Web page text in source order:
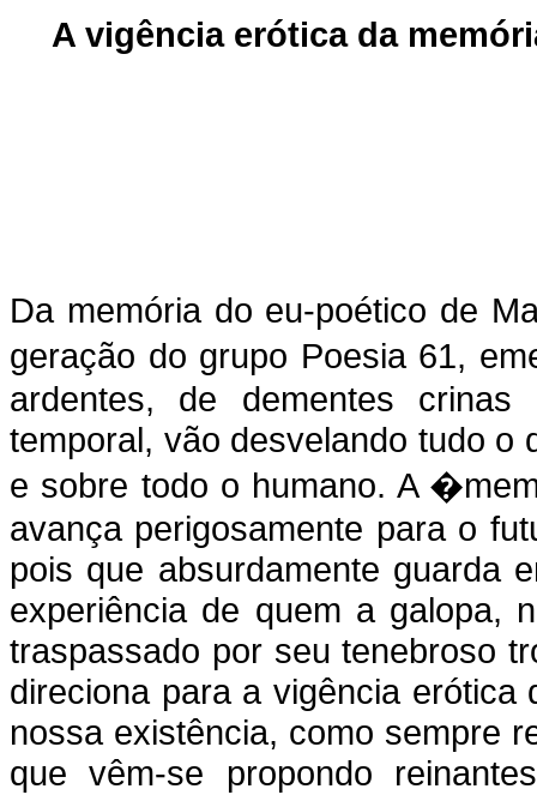
A vigência erótica da
Da memória do eu-poético de
geração do grupo Poesia 61,
ardentes, de dementes
temporal, vão desvelando tudo o
e sobre todo o humano. A
avança perigosamente para o
pois que absurdamente guarda
experiência de quem a galopa,
traspassado por seu tenebroso
direciona para a vigência
nossa existência, como sempre
que vêm-se propondo